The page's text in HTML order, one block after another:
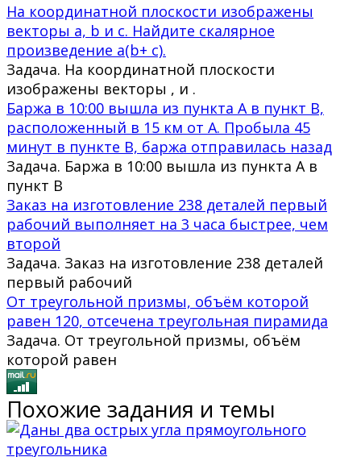
На координатной плоскости изображены
векторы a, b и c. Найдите скалярное
произведение a(b+ c).
Задача. На координатной плоскости
изображены векторы , и .
Баржа в 10:00 вышла из пункта А в пункт В,
расположенный в 15 км от А. Пробыла 45
минут в пункте В, баржа отправилась назад
Задача. Баржа в 10:00 вышла из пункта А в
пункт В
Заказ на изготовление 238 деталей первый
рабочий выполняет на 3 часа быстрее, чем
второй
Задача. Заказ на изготовление 238 деталей
первый рабочий
От треугольной призмы, объём которой
равен 120, отсечена треугольная пирамида
Задача. От треугольной призмы, объём
которой равен
Похожие задания и темы